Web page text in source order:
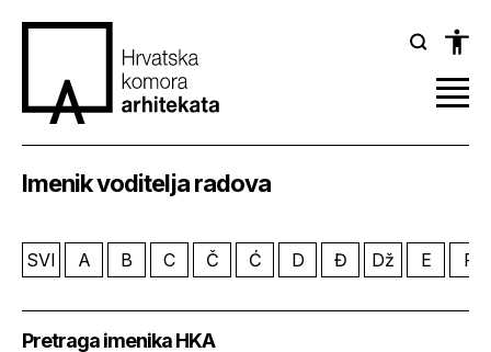
Imenik voditelja radova
SVI A B C Č Ć D Đ Dž E F
Pretraga imenika HKA